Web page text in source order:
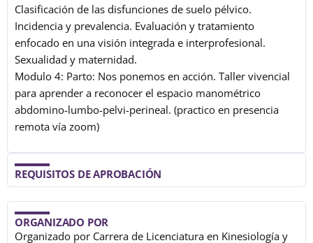
Clasificación de las disfunciones de suelo pélvico.
Incidencia y prevalencia. Evaluación y tratamiento
enfocado en una visión integrada e interprofesional.
Sexualidad y maternidad.
Modulo 4: Parto: Nos ponemos en acción. Taller vivencial
para aprender a reconocer el espacio manométrico
abdomino-lumbo-pelvi-perineal. (practico en presencia
remota vía zoom)
REQUISITOS DE APROBACIÓN
ORGANIZADO POR
Organizado por Carrera de Licenciatura en Kinesiología y